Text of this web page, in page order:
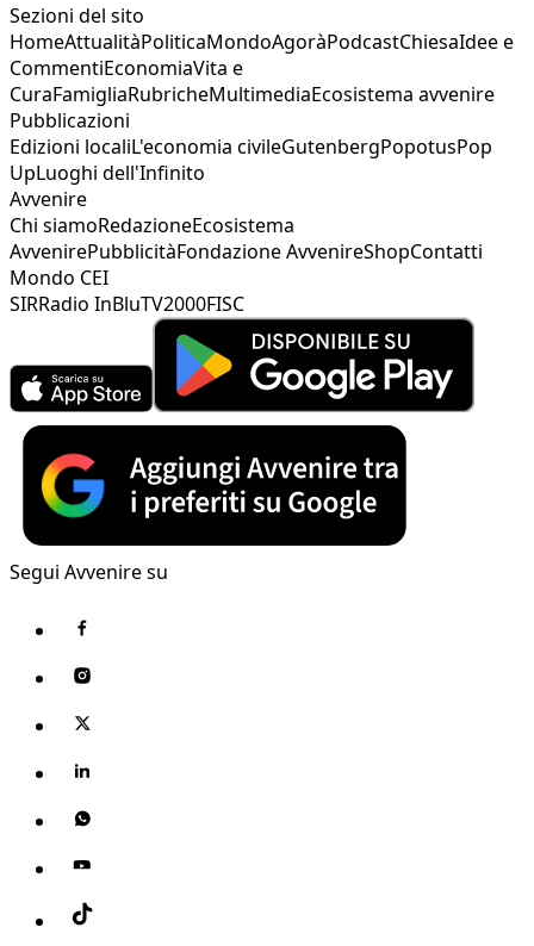
Sezioni del sito
HomeAttualitàPoliticaMondoAgoràPodcastChiesaIdee e
CommentiEconomiaVita e
CuraFamigliaRubricheMultimediaEcosistema avvenire
Pubblicazioni
Edizioni localiL'economia civileGutenbergPopotusPop
UpLuoghi dell'Infinito
Avvenire
Chi siamoRedazioneEcosistema
AvvenirePubblicitàFondazione AvvenireShopContatti
Mondo CEI
SIRRadio InBluTV2000FISC
Segui Avvenire su